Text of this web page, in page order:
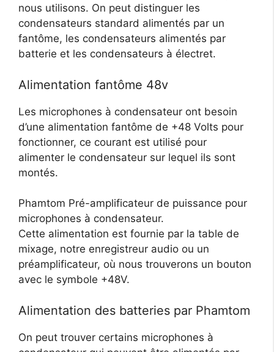
nous utilisons. On peut distinguer les
condensateurs standard alimentés par un
fantôme, les condensateurs alimentés par
batterie et les condensateurs à électret.
Alimentation fantôme 48v
Les microphones à condensateur ont besoin
d’une alimentation fantôme de +48 Volts pour
fonctionner, ce courant est utilisé pour
alimenter le condensateur sur lequel ils sont
montés.
Phamtom Pré-amplificateur de puissance pour
microphones à condensateur.
Cette alimentation est fournie par la table de
mixage, notre enregistreur audio ou un
préamplificateur, où nous trouverons un bouton
avec le symbole +48V.
Alimentation des batteries par Phamtom
On peut trouver certains microphones à